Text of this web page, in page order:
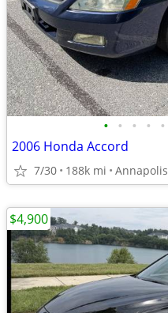
• • • • •
2006 Honda Accord
7/30 188k mi Annapolis
$4,900